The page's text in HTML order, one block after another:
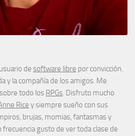
de software libre por convicción.
y la compañía de los amigos. Me
todo los RPGs. Disfruto mucho
Rice y siempre sueño con sus
brujas, momias, fantasmas y
frecuencia gusto de ver toda clase de